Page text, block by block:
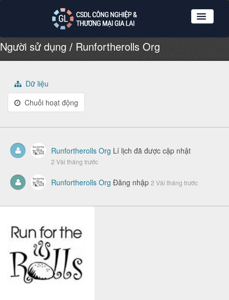
Nhóm dữ liệu
Tổ chức
Giới thiệu
Hướng dẫn sử dụng
Người sử dụng Runfortherolls Org
Dữ liệu
Chuỗi hoạt động
Runfortherolls Org Lí lịch đã được cập nhật
2 Vài tháng trước
Runfortherolls Org Đăng nhập 2 Vài tháng trước